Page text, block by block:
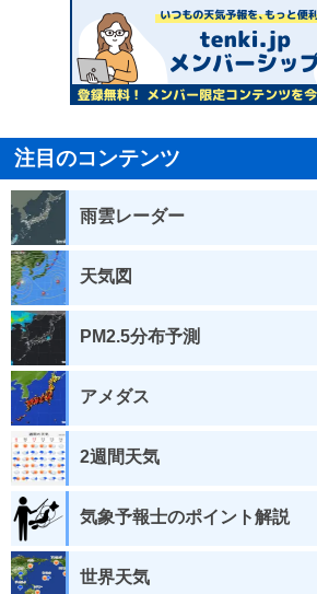
注目のコンテンツ
雨雲レーダー
天気図
PM2.5分布予測
アメダス
2週間天気
気象予報士のポイント解説
世界天気